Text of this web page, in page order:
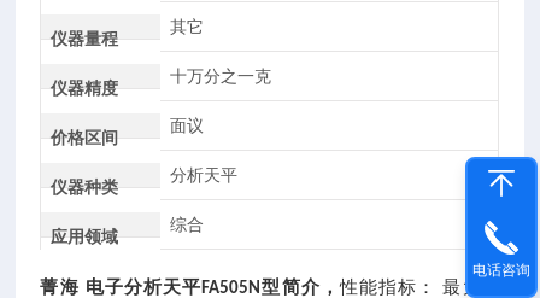
仪器量程
其它
仪器精度
十万分之一克
价格区间
面议
仪器种类
分析天平
应用领域
综合
菁海 电子分析天平FA505N型简介，性能指标： 最大称
电话咨询